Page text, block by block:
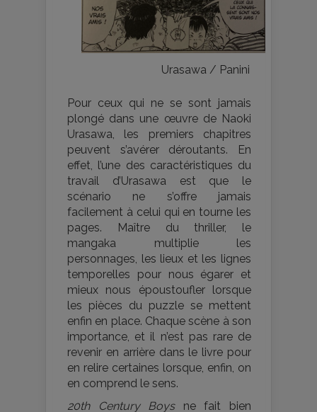
Urasawa / Panini
Pour ceux qui ne se sont jamais
plongé dans une œuvre de Naoki
Urasawa, les premiers chapitres
peuvent s’avérer déroutants. En
effet, l’une des caractéristiques du
travail d’Urasawa est que le
scénario ne s’offre jamais
facilement à celui qui en tourne les
pages. Maître du thriller, le
mangaka multiplie les
personnages, les lieux et les lignes
temporelles pour nous égarer et
mieux nous époustoufler lorsque
les pièces du puzzle se mettent
enfin en place. Chaque scène à son
importance, et il n’est pas rare de
revenir en arrière dans le livre pour
en relire certaines lorsque, enfin, on
en comprend le sens.
20th Century Boysne fait bien